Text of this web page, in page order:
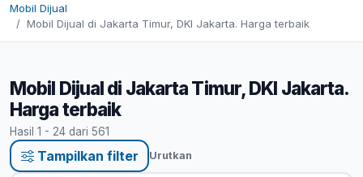
Mobil Dijual
Mobil Dijual di Jakarta Timur, DKI Jakarta. Harga terbaik
Mobil Dijual di Jakarta Timur, DKI Jakarta.
Harga terbaik
Hasil 1 - 24 dari 561
Tampilkan filter Urutkan